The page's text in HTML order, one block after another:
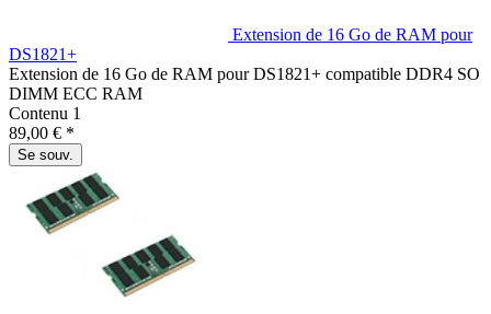
Extension de 16 Go de RAM pour
DS1821+
Extension de 16 Go de RAM pour DS1821+ compatible DDR4 SO
DIMM ECC RAM
Contenu 1
89,00 € *
Se souv.